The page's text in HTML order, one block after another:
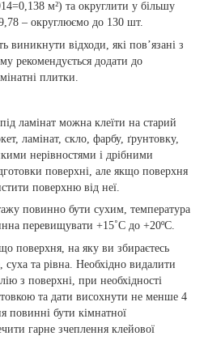
м²) та округлити у більшу
– округлюємо до 130 шт.
відходи, які пов’язані з
рекомендується додати до
плитки.
ламінат можна клеїти на старий
ламінат, скло, фарбу, ґрунтовку,
нерівностями і дрібними
поверхні, але якщо поверхня
поверхню від неї.
повинно бути сухим, температура
перевищувати +15˚С до +20ºС.
поверхня, на яку ви збираєтесь
та рівна. Необхідно видалити
з поверхні, при необхідності
та дати висохнути не менше 4
повинні бути кімнатної
гарне зчеплення клейової